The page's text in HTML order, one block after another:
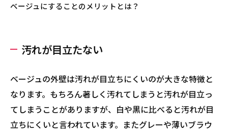
ベージュにすることのメリットとは？
汚れが目立たない
ベージュの外壁は汚れが目立ちにくいのが大きな特徴と
なります。もちろん著しく汚れてしまうと汚れが目立っ
てしまうことがありますが、白や黒に比べると汚れが目
立ちにくいと言われています。またグレーや薄いブラウ